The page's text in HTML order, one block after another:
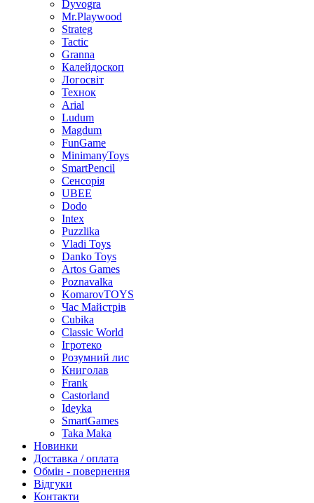
Dyvogra
Mr.Playwood
Strateg
Tactic
Granna
Калейдоскоп
Логосвіт
Технок
Arial
Ludum
Magdum
FunGame
MinimanyToys
SmartPencil
Сенсорія
UBEE
Dodo
Intex
Puzzlika
Vladi Toys
Danko Toys
Artos Games
Poznavalka
KomarovTOYS
Час Майстрів
Cubika
Classic World
Ігротеко
Розумний лис
Книголав
Frank
Castorland
Ideyka
SmartGames
Taka Maka
Новинки
Доставка / оплата
Обмін - повернення
Відгуки
Контакти